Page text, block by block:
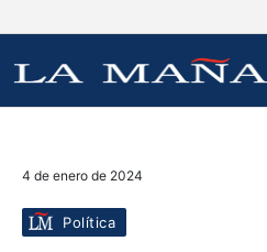
4 de enero de 2024
Política